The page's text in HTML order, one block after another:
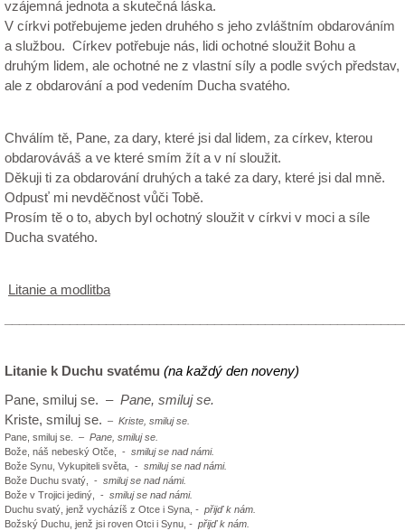
vzájemná jednota a skutečná láska.
V církvi potřebujeme jeden druhého s jeho zvláštním obdarováním
a službou. Církev potřebuje nás, lidi ochotné sloužit Bohu a
druhým lidem, ale ochotné ne z vlastní síly a podle svých představ,
ale z obdarování a pod vedením Ducha svatého.
Chválím tě, Pane, za dary, které jsi dal lidem, za církev, kterou
obdarováváš a ve které smím žít a v ní sloužit.
Děkuji ti za obdarování druhých a také za dary, které jsi dal mně.
Odpusť mi nevděčnost vůči Tobě.
Prosím tě o to, abych byl ochotný sloužit v církvi v moci a síle
Ducha svatého.
Litanie a modlitba
Litanie k Duchu svatému (na každý den noveny)
Pane, smiluj se. – Pane, smiluj se.
Kriste, smiluj se. – Kriste, smiluj se.
Pane, smiluj se. – Pane, smiluj se.
Bože, náš nebeský Otče, - smiluj se nad námi.
Bože Synu, Vykupiteli světa, - smiluj se nad námi.
Bože Duchu svatý, - smiluj se nad námi.
Bože v Trojici jediný, - smiluj se nad námi.
Duchu svatý, jenž vycházíš z Otce i Syna, - přijď k nám.
Božský Duchu, jenž jsi roven Otci i Synu, - přijď k nám.